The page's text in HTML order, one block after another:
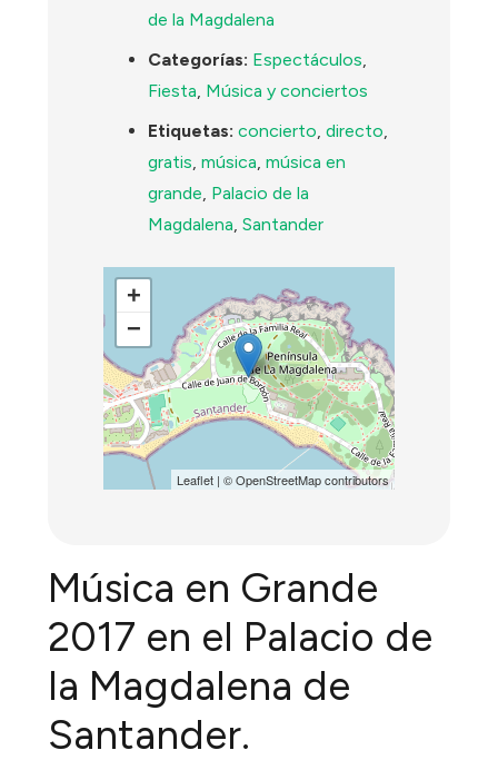
de la Magdalena
Categorías: Espectáculos
Fiesta Música y conciertos
Etiquetas: concierto ,directo
gratis ,música ,música en
grande Palacio de la
Magdalena ,Santander
+
−
Leaflet| ©OpenStreetMapcontributors
Música en Grande
2017 en el Palacio de
la Magdalena de
Santander.